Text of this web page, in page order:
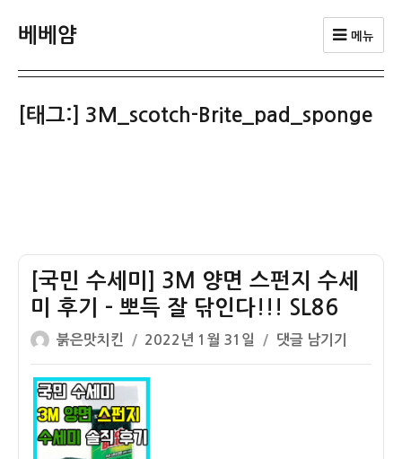
베베얌 메뉴
[태그:] 3M_scotch-Brite_pad_sponge
[국민 수세미] 3M 양면 스펀지 수세
미 후기 – 뽀득 잘 닦인다!!! SL86
글
쓴
이
붉은맛치킨
작
성
일
2022년 1월 31일
[국
민
댓글 남기기